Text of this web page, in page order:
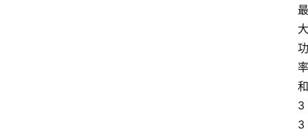
最
大
功
率
和
3
3